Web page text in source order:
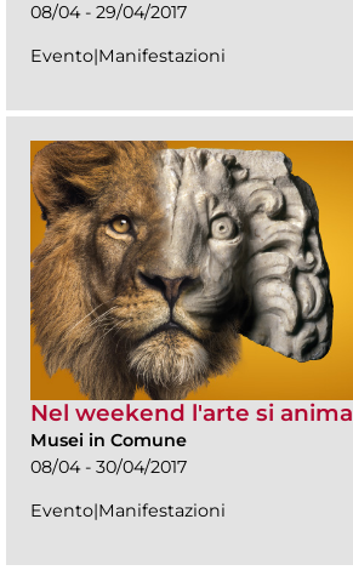
08/04 - 29/04/2017
Evento|Manifestazioni
Nel weekend l'arte si anima
Musei in Comune
08/04 - 30/04/2017
Evento|Manifestazioni